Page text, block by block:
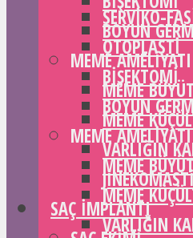
BOYUN
MEME AMELIYATI
MEME
MEME
VARLIĞIN
SAÇ IMPLANTI
SERVIKO-
OTOPLASTI
BIŞEKTOMI
BOYUN
MEME AMELIYATI
MEME
MEME
VARLIĞIN